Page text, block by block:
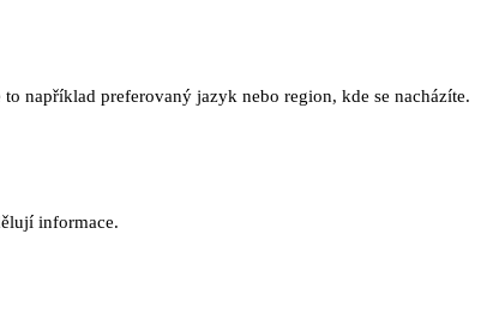
například preferovaný jazyk nebo region, kde se nacházíte.
informace.